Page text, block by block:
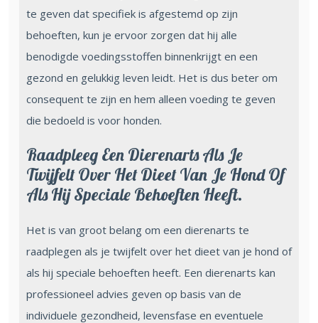
te geven dat specifiek is afgestemd op zijn
behoeften, kun je ervoor zorgen dat hij alle
benodigde voedingsstoffen binnenkrijgt en een
gezond en gelukkig leven leidt. Het is dus beter om
consequent te zijn en hem alleen voeding te geven
die bedoeld is voor honden.
Raadpleeg Een Dierenarts Als Je
Twijfelt Over Het Dieet Van Je Hond Of
Als Hij Speciale Behoeften Heeft.
Het is van groot belang om een dierenarts te
raadplegen als je twijfelt over het dieet van je hond of
als hij speciale behoeften heeft. Een dierenarts kan
professioneel advies geven op basis van de
individuele gezondheid, levensfase en eventuele